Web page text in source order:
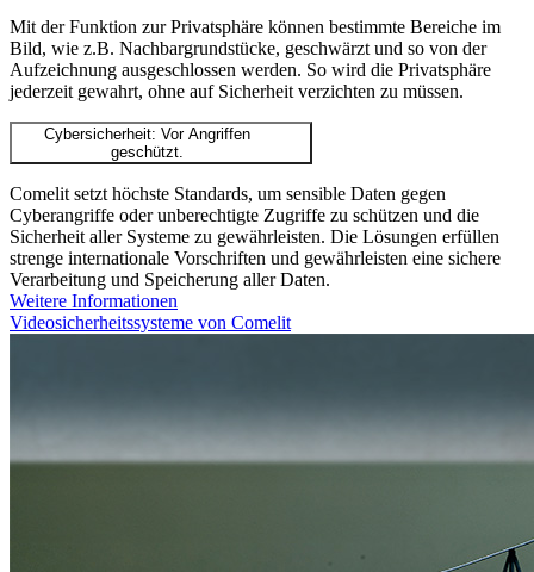
Mit der Funktion zur Privatsphäre können bestimmte Bereiche im
Bild, wie z.B. Nachbargrundstücke, geschwärzt und so von der
Aufzeichnung ausgeschlossen werden. So wird die Privatsphäre
jederzeit gewahrt, ohne auf Sicherheit verzichten zu müssen.
Cybersicherheit: Vor Angriffen
geschützt.
Comelit setzt höchste Standards, um sensible Daten gegen
Cyberangriffe oder unberechtigte Zugriffe zu schützen und die
Sicherheit aller Systeme zu gewährleisten. Die Lösungen erfüllen
strenge internationale Vorschriften und gewährleisten eine sichere
Verarbeitung und Speicherung aller Daten.
Weitere Informationen
Videosicherheitssysteme von Comelit